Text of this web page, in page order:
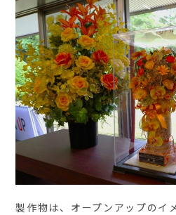
製作物は、オープンアップのイ